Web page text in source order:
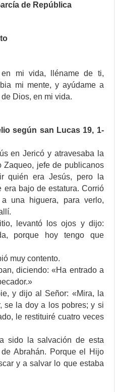
de República
mi vida, lléname de ti,
mi mente, y ayúdame a
Dios, en mi vida.
según san Lucas 19, 1-
en Jericó y atravesaba la
Zaqueo, jefe de publicanos
quién era Jesús, pero la
era bajo de estatura. Corrió
una higuera, para verlo,
levantó los ojos y dijo:
porque hoy tengo que
muy contento.
diciendo: «Ha entrado a
y dijo al Señor: «Mira, la
se la doy a los pobres; y si
le restituiré cuatro veces
sido la salvación de esta
Abrahán. Porque el Hijo
y a salvar lo que estaba